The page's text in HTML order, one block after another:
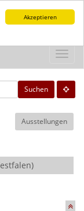
Akzeptieren
Suchen
Ausstellungen